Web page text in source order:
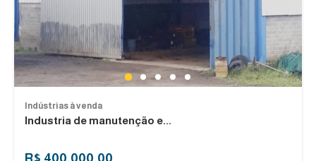
1 2 3 4 5
Indústrias à venda
Industria de manutenção e...
R$ 400.000,00